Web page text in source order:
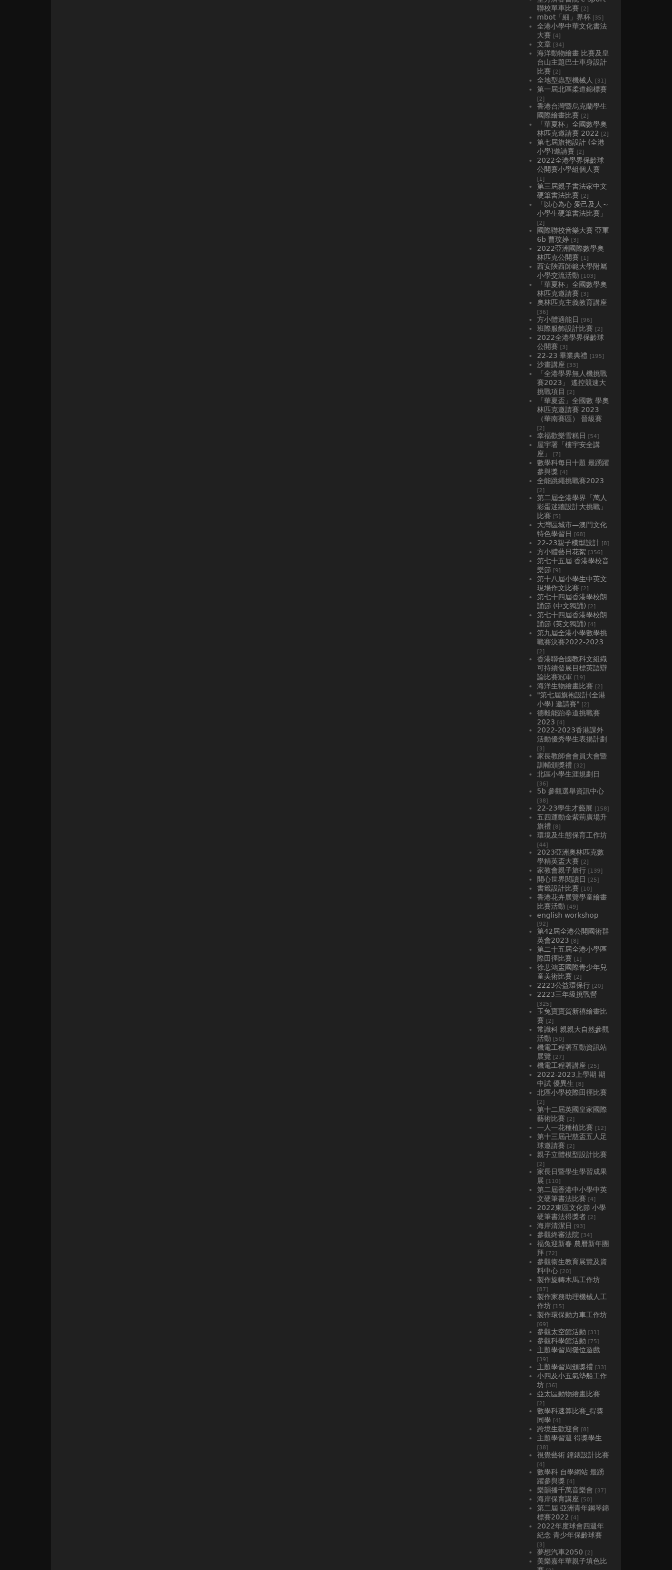
聯校單車比賽 [2]
mbot「細」界杯 [35]
全港小學中華文化書法
大賽 [4]
文章 [34]
海洋動物繪畫 比賽及皇
台山主題巴士車身設計
比賽 [2]
全地型蟲型機械人 [31]
第一屆北區柔道錦標賽
[2]
香港台灣暨烏克蘭學生
國際繪畫比賽 [2]
「華夏杯」全國數學奧
林匹克邀請賽 2022 [2]
第七屆旗袍設計 (全港
小學)邀請賽 [2]
2022全港學界保齡球
公開賽小學組個人賽
[1]
第三屆親子書法家中文
硬筆書法比賽 [2]
「以心為心 愛己及人～
小學生硬筆書法比賽」
[2]
國際聯校音樂大賽 亞軍
6b 曹玟婷 [3]
2022亞洲國際數學奧
林匹克公開賽 [1]
西安陝西師範大學附屬
小學交流活動 [103]
「華夏杯」全國數學奧
林匹克邀請賽 [3]
奧林匹克主義教育講座
[36]
方小體適能日 [96]
班際服飾設計比賽 [2]
2022全港學界保齡球
公開賽 [3]
22-23 畢業典禮 [195]
沙畫講座 [33]
「全港學界無人機挑戰
賽2023」 遙控競速大
挑戰項目
[2]
「華夏盃」全國數 學奧
林匹克邀請賽 2023
（華南賽區） 晉級賽
[2]
幸福歡樂雪糕日 [54]
屋宇署「樓宇安全講
座」
[7]
數學科每日十題 最踴躍
參與獎 [4]
全能跳繩挑戰賽2023
[2]
第二屆全港學界「萬人
彩蛋迷牆設計大挑戰」
比賽 [5]
大灣區城市—澳門文化
特色學習日 [68]
22-23親子模型設計 [8]
方小體藝日花絮 [356]
第七十五屆 香港學校音
樂節 [9]
第十八屆小學生中英文
現場作文比賽 [2]
第七十四屆香港學校朗
誦節 (中文獨誦) [2]
第七十四屆香港學校朗
誦節 (英文獨誦) [4]
第九屆全港小學數學挑
戰賽決賽2022-2023
[2]
香港聯合國教科文組織
可持續發展目標英語辯
論比賽冠軍 [19]
海洋生物繪畫比賽 [2]
"第七屆旗袍設計(全港
小學) 邀請賽" [2]
德毅能跆拳道挑戰賽
2023 [4]
2022-2023香港課外
活動優秀學生表揚計劃
[3]
家長教師會會員大會暨
訓輔頒獎禮 [32]
北區小學生涯規劃日
[36]
5b 參觀選舉資訊中心
[38]
22-23學生才藝展 [158]
五四運動金紫荊廣場升
旗禮 [8]
環境及生態保育工作坊
[44]
2023亞洲奧林匹克數
學精英盃大賽 [2]
家教會親子旅行 [139]
開心世界閱讀日 [25]
書籤設計比賽 [10]
香港花卉展覽學童繪畫
比賽活動 [49]
english workshop
[92]
第42屆全港公開國術群
英會2023 [8]
第二十五屆全港小學區
際田徑比賽 [1]
徐悲鴻盃國際青少年兒
童美術比賽 [2]
2223公益環保行 [20]
2223三年級挑戰營
[325]
玉兔寶寶賀新禧繪畫比
賽 [2]
常識科 親親大自然參觀
活動 [50]
機電工程署互動資訊站
展覽 [27]
機電工程署講座 [25]
2022-2023上學期 期
中試 優異生 [8]
北區小學校際田徑比賽
[2]
第十二屆英國皇家國際
藝術比賽 [2]
一人一花種植比賽 [12]
第十三屆卍慈盃五人足
球邀請賽 [2]
親子立體模型設計比賽
[2]
家長日暨學生學習成果
展 [110]
第二屆香港中小學中英
文硬筆書法比賽 [4]
2022東區文化節 小學
硬筆書法得獎者 [2]
海岸清潔日 [93]
參觀終審法院 [34]
福兔迎新春 農曆新年團
拜 [72]
參觀衞生教育展覽及資
料中心 [20]
製作旋轉木馬工作坊
[87]
製作家務助理機械人工
作坊 [15]
製作環保動力車工作坊
[69]
參觀太空館活動 [31]
參觀科學館活動 [75]
主題學習周攤位遊戲
[39]
主題學習周頒獎禮 [33]
小四及小五氣墊船工作
坊 [36]
亞太區動物繪畫比賽
[2]
數學科速算比賽_得獎
同學 [4]
跨境生歡迎會 [8]
主題學習週 得獎學生
[38]
視覺藝術 鐘錶設計比賽
[4]
數學科 自學網站 最踴
躍參與獎 [4]
樂韻播千萬音樂會 [37]
海岸保育講座 [50]
第二屆 亞洲青年鋼琴錦
標賽2022 [4]
2022年度球會四週年
紀念 青少年保齡球賽
[3]
夢想汽車2050 [2]
美樂嘉年華親子填色比